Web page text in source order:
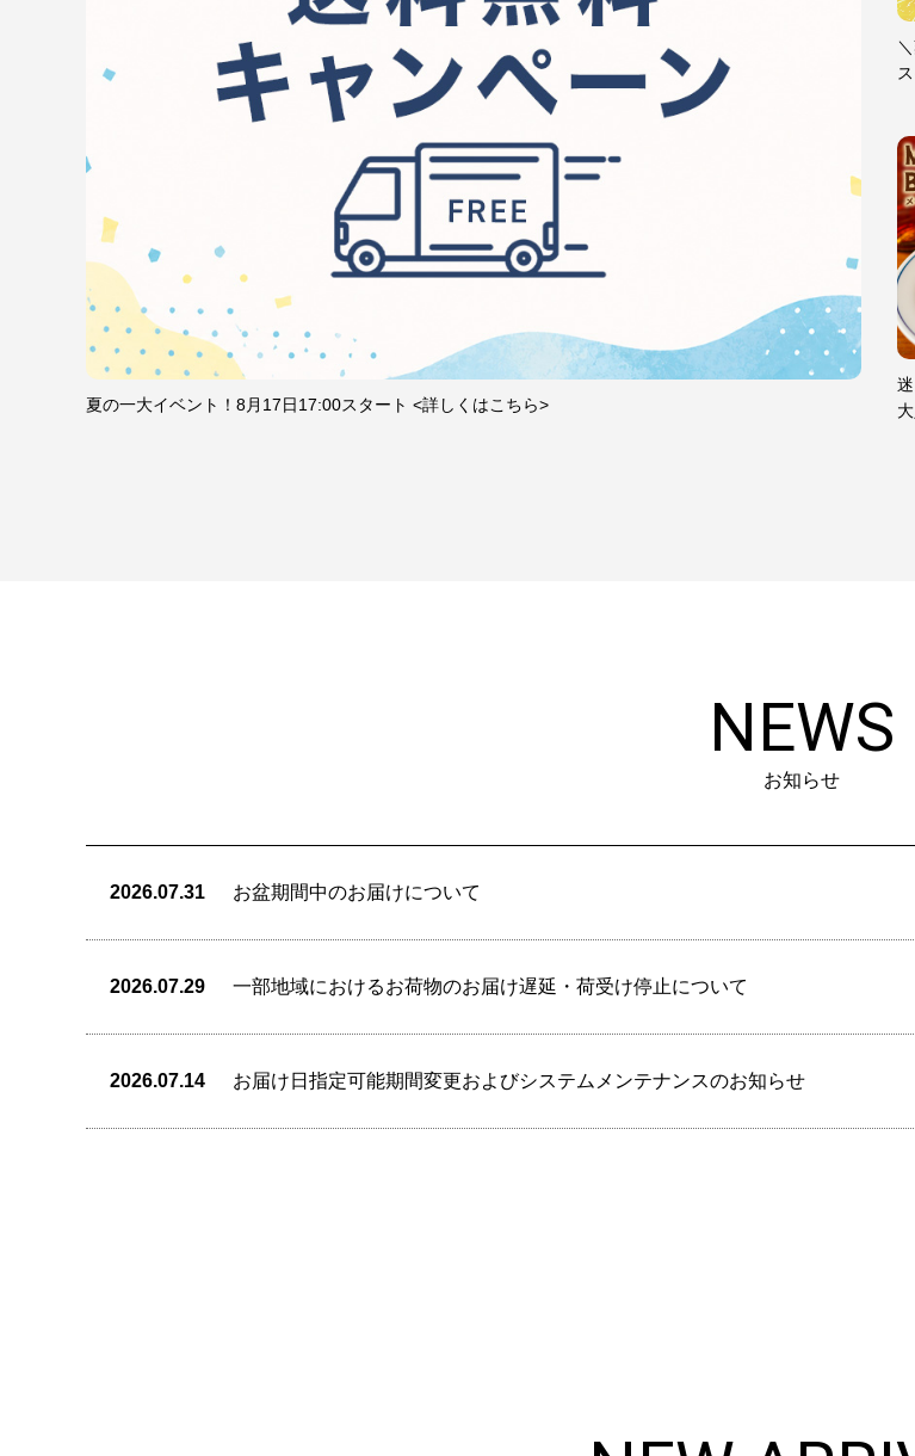
夏の一大イベント！8月17日17:00スタート <詳しくはこちら>
NEWS
お知らせ
2026.07.31 お盆期間中のお届けについて
2026.07.29 一部地域におけるお荷物のお届け遅延・荷受け停止について
2026.07.14 お届け日指定可能期間変更およびシステムメンテナンスのお知らせ